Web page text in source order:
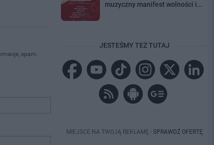
spam.
muzyczny manifest wolności i...
JESTEŚMY TEŻ TUTAJ
MIEJSCE NA TWOJĄ REKLAMĘ - SPRAWDŹ OFERTĘ